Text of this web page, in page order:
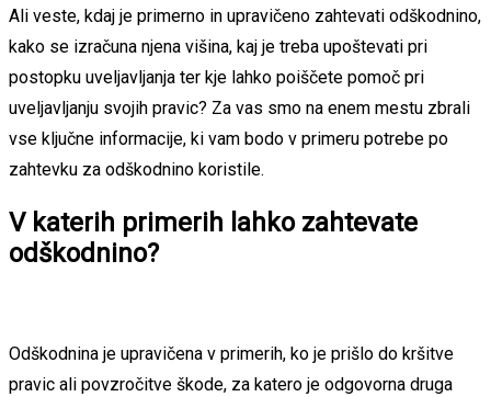
Ali veste, kdaj je primerno in upravičeno zahtevati odškodnino,
kako se izračuna njena višina, kaj je treba upoštevati pri
postopku uveljavljanja ter kje lahko poiščete pomoč pri
uveljavljanju svojih pravic? Za vas smo na enem mestu zbrali
vse ključne informacije, ki vam bodo v primeru potrebe po
zahtevku za odškodnino koristile.
V katerih primerih lahko zahtevate
odškodnino?
Odškodnina je upravičena v primerih, ko je prišlo do kršitve
pravic ali povzročitve škode, za katero je odgovorna druga